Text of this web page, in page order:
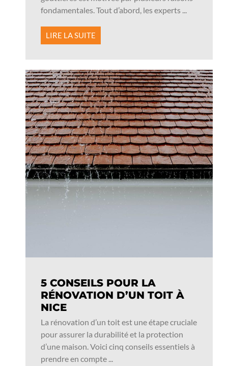
fondamentales. Tout d’abord, les experts ...
LIRE LA SUITE
5 CONSEILS POUR LA
RÉNOVATION D’UN TOIT À
NICE
La rénovation d’un toit est une étape cruciale
pour assurer la durabilité et la protection
d’une maison. Voici cinq conseils essentiels à
prendre en compte ...